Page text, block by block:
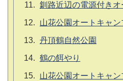
釧路近辺の電源付き
山花公園オートキャ
丹頂鶴自然公園
鶴の餌やり
山花公園オートキャン